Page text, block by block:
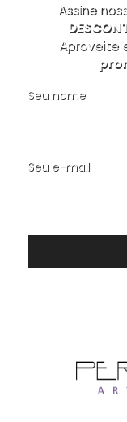
Assine
Aproveite
Seu nome
Seu e-mail